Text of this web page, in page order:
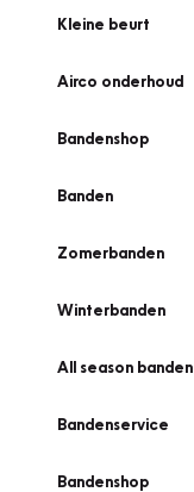
Kleine beurt
Airco onderhoud
Bandenshop
Banden
Zomerbanden
Winterbanden
All season banden
Bandenservice
Bandenshop